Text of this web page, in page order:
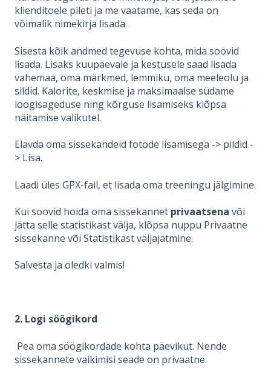
klienditoele pileti ja me vaatame, kas seda on
võimalik nimekirja lisada.
Sisesta kõik andmed tegevuse kohta, mida soovid
lisada. Lisaks kuupäevale ja kestusele saad lisada
vahemaa, oma märkmed, lemmiku, oma meeleolu ja
sildid. Kalorite, keskmise ja maksimaalse südame
löögisageduse ning kõrguse lisamiseks klõpsa
näitamise valikutel.
Elavda oma sissekandeid fotode lisamisega -> pildid -
> Lisa.
Laadi üles GPX-fail, et lisada oma treeningu jälgimine.
Kui soovid hoida oma sissekannet privaatsena või
jätta selle statistikast välja, klõpsa nuppu Privaatne
sissekanne või Statistikast väljajätmine.
Salvesta ja oledki valmis!
2. Logi söögikord
Pea oma söögikordade kohta päevikut. Nende
sissekannete vaikimisi seade on privaatne.